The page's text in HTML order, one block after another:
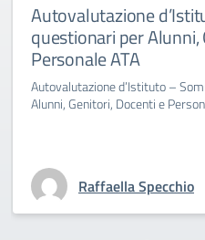
Autovalutazione
questionari per Alunni,
Personale ATA
Autovalutazione d’Istituto –
Alunni, Genitori, Docenti e
Raffaella Specchio